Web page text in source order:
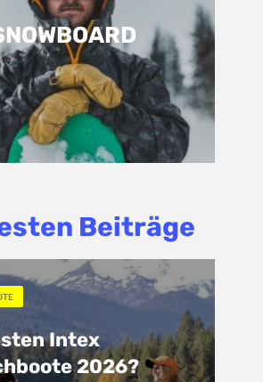
Beiträge
Intex
2026?